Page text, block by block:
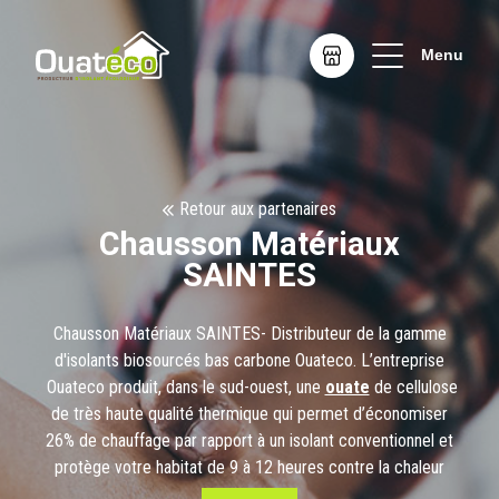
Menu
Retour aux partenaires
Chausson Matériaux
SAINTES
Chausson Matériaux SAINTES- Distributeur de la gamme
d'isolants biosourcés bas carbone Ouateco. L’entreprise
Ouateco produit, dans le sud-ouest, une ouate de cellulose
de très haute qualité thermique qui permet d’économiser
26% de chauffage par rapport à un isolant conventionnel et
protège votre habitat de 9 à 12 heures contre la chaleur
d’été. Nous respectons un cahier des charges responsable